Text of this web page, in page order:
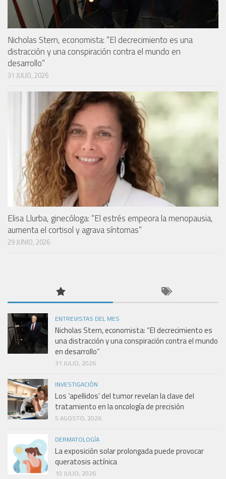
Nicholas Stern, economista: “El decrecimiento es una
distracción y una conspiración contra el mundo en
desarrollo”
31 JULIO, 2026
Elisa Llurba, ginecóloga: “El estrés empeora la menopausia,
aumenta el cortisol y agrava síntomas”
29 JUNIO, 2026
ENTREVISTAS DEL MES
Nicholas Stern, economista: “El decrecimiento es
una distracción y una conspiración contra el mundo
en desarrollo”
31 JULIO, 2026
INVESTIGACIÓN
Los ‘apellidos’ del tumor revelan la clave del
tratamiento en la oncología de precisión
5 AGOSTO, 2026
DERMATOLOGÍA
La exposición solar prolongada puede provocar
queratosis actínica
10 JULIO, 2026